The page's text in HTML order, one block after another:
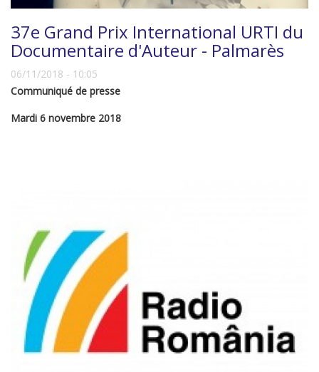
37e Grand Prix International URTI du
Documentaire d'Auteur - Palmarès
06/11/2018 - 10:05
Communiqué de presse
Mardi 6 novembre 2018